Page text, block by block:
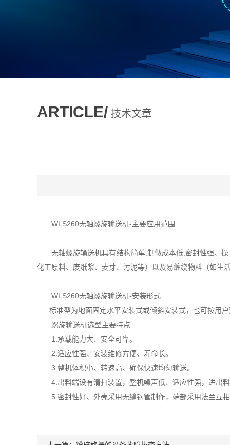
ARTICLE/ 技术文章
WLS260无轴螺旋输送机-主要应用范围
无轴螺旋输送机具有结构简单,制做成本低,密封性强、操
化工原料、废纸浆、麦芽、污泥等）以及易缠绕物料（如生
WLS260无轴螺旋输送机-安装形式
标准型为地面固定水平安装式或倾斜安装式，也可按用户
螺旋输送机选型主要特点:
1.承载能力大、安全可靠。
2.适应性强、安装维修方便、寿命长。
3.整机体积小、转速高、确保快速均匀输送。
4.出料端设有清扫装置，整机噪声低、适应性强，进出料
5.密封性好、外壳采用无缝钢管制作，端部采用法兰互